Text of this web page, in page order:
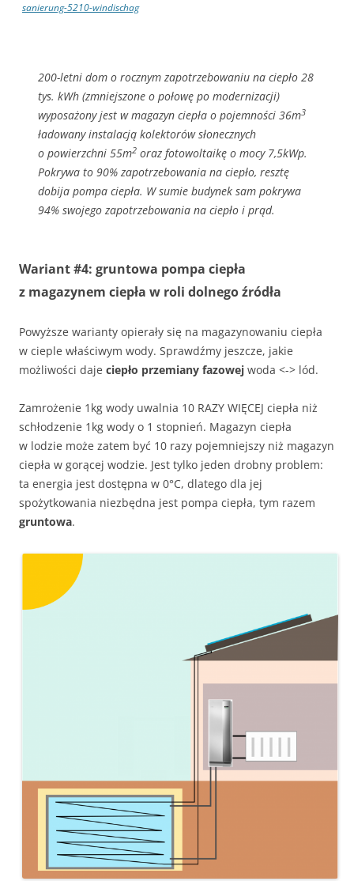
sanierung-5210-windischag
200-letni dom o rocznym zapotrzebowaniu na ciepło 28
tys. kWh (zmniejszone o połowę po modernizacji)
wyposażony jest w magazyn ciepła o pojemności 36m3
ładowany instalacją kolektorów słonecznych
o powierzchni 55m2 oraz fotowoltaikę o mocy 7,5kWp.
Pokrywa to 90% zapotrzebowania na ciepło, resztę
dobija pompa ciepła. W sumie budynek sam pokrywa
94% swojego zapotrzebowania na ciepło i prąd.
Wariant #4: gruntowa pompa ciepła
z magazynem ciepła w roli dolnego źródła
Powyższe warianty opierały się na magazynowaniu ciepła
w cieple właściwym wody. Sprawdźmy jeszcze, jakie
możliwości daje ciepło przemiany fazowej woda <-> lód.
Zamrożenie 1kg wody uwalnia 10 RAZY WIĘCEJ ciepła niż
schłodzenie 1kg wody o 1 stopnień. Magazyn ciepła
w lodzie może zatem być 10 razy pojemniejszy niż magazyn
ciepła w gorącej wodzie. Jest tylko jeden drobny problem:
ta energia jest dostępna w 0°C, dlatego dla jej
spożytkowania niezbędna jest pompa ciepła, tym razem
gruntowa.